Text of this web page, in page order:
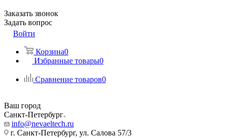
Заказать звонок
Задать вопрос
Войти
Корзина0
Избранные товары0
Сравнение товаров0
Ваш город
Санкт-Петербург
info@nevaeltech.ru
г. Санкт-Петербург, ул. Салова 57/3